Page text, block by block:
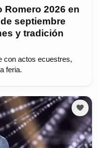
Romero 2026 en
septiembre
y tradición
con actos ecuestres,
feria.